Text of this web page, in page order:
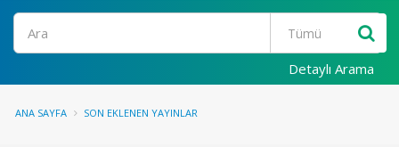
Ara
Detaylı Arama
ANA SAYFA SON EKLENEN YAYINLAR